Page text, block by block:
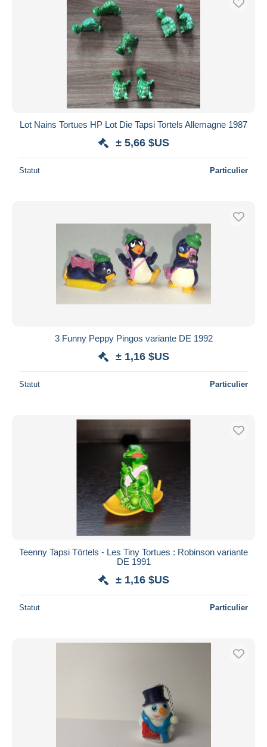
Lot Nains Tortues HP Lot Die Tapsi Tortels Allemagne 1987
± 5,66 $US
Statut Particulier
3 Funny Peppy Pingos variante DE 1992
± 1,16 $US
Statut Particulier
Teenny Tapsi Törtels - Les Tiny Tortues : Robinson variante
DE 1991
± 1,16 $US
Statut Particulier